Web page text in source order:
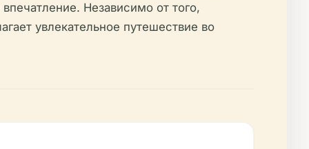
Независимо от того,
увлекательное путешествие во